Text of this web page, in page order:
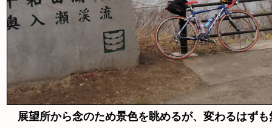
展望所から念のため景色を眺めるが、変わるはず